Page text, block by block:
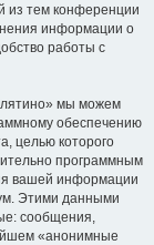
из тем конференции
информации о
работы с
мы можем
обеспечению
целью которого
программным
вашей информации
Этими данными
сообщения,
«анонимные